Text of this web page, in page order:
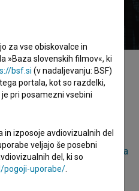
in snemalec.
je sodeloval, soRudar
(2024)inKdo se boji črnega
Trenutno sodeluje pri
za vse obiskovalce in
»Baza slovenskih filmov«, ki
bsf.si (v nadaljevanju: BSF)
portala, kot so razdelki,
pri posamezni vsebini
izposoje avdiovizualnih del
veljajo še posebni
del, ki so
pogoji-uporabe/